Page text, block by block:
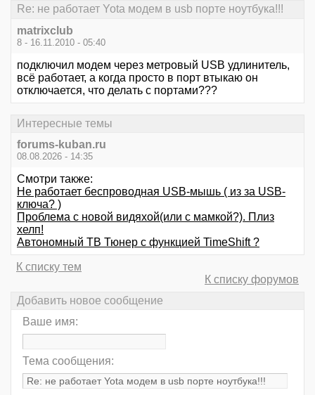
Re: не работает Yota модем в usb порте ноутбука!!!
matrixclub
8 - 16.11.2010 - 05:40
подключил модем через метровый USB удлинитель,
всё работает, а когда просто в порт втыкаю он
отключается, что делать с портами???
Интересные темы
forums-kuban.ru
08.08.2026 - 14:35
Смотри также:
Не работает беспроводная USB-мышь ( из за USB-
ключа? )
Проблема с новой видяхой(или с мамкой?). Плиз
хелп!
Автономный ТВ Тюнер с функцией TimeShift ?
К списку тем
К списку форумов
Добавить новое сообщение
Ваше имя:
Тема сообщения: